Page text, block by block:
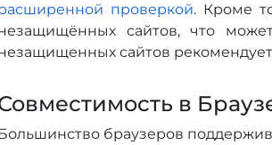
проверкой. Кроме
сайтов, что
сайтов
в
браузеров